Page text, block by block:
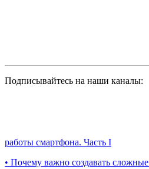
Подписывайтесь на наши каналы:
работы смартфона. Часть I
• Почему важно создавать